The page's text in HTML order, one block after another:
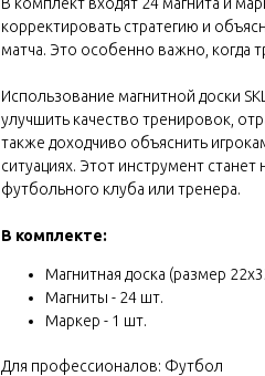
В комплект входят 24 магнита и
корректировать стратегию и
матча. Это особенно важно, когда
Использование магнитной доски
улучшить качество тренировок,
также доходчиво объяснить
ситуациях. Этот инструмент
футбольного клуба или тренера.
В комплекте:
Магнитная доска (размер
Магниты - 24 шт.
Маркер - 1 шт.
Для профессионалов: Футбол